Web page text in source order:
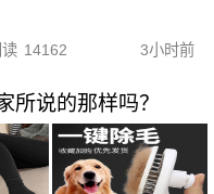
14162 3小时前
所说的那样吗？